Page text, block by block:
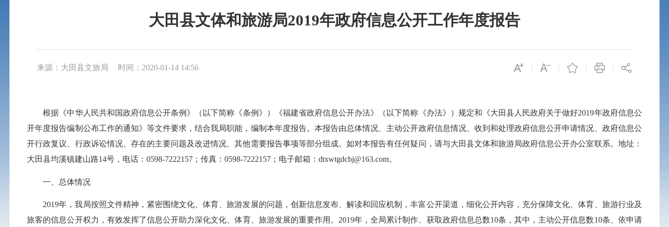
大田县文体和旅游局2019年政府信息公开工作年度报告
来源：大田县文旅局 时间：2020-01-14 14:56
根据《中华人民共和国政府信息公开条例》（以下简称《条例》）《福建省政府信息公开办法》（以下简称《办法》）规定和《大田县人民政府关于做好2019年政府信息公
开年度报告编制公布工作的通知》等文件要求，结合我局职能，编制本年度报告。本报告由总体情况、主动公开政府信息情况、收到和处理政府信息公开申请情况、政府信息公
开行政复议、行政诉讼情况、存在的主要问题及改进情况、其他需要报告事项等部分组成。如对本报告有任何疑问，请与大田县文体和旅游局政府信息公开办公室联系。地址：
大田县均溪镇建山路14号，电话：0598-7222157；传真：0598-7222157；电子邮箱：dtxwtgdcbj@163.com。
一、总体情况
2019年，我局按照文件精神，紧密围绕文化、体育、旅游发展的问题，创新信息发布、解读和回应机制，丰富公开渠道，细化公开内容，充分保障文化、体育、旅游行业及
旅客的信息公开权力，有效发挥了信息公开助力深化文化、体育、旅游发展的重要作用。2019年，全局累计制作、获取政府信息总数10条，其中，主动公开信息数10条、依申请